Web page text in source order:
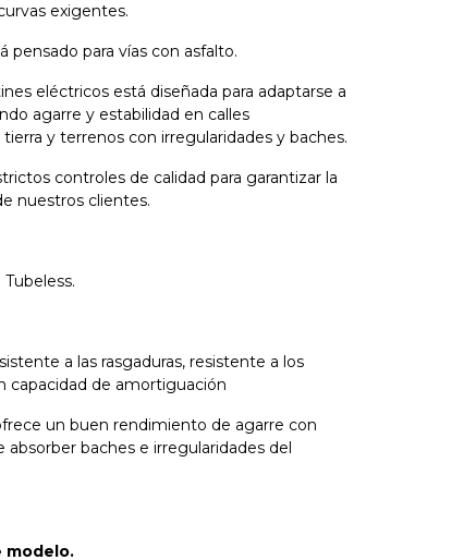
exigentes.
pensado para vías con asfalto.
eléctricos está diseñada para adaptarse a
agarre y estabilidad en calles
y terrenos con irregularidades y baches.
controles de calidad para garantizar la
nuestros clientes.
a las rasgaduras, resistente a los
capacidad de amortiguación
un buen rendimiento de agarre con
absorber baches e irregularidades del
modelo.